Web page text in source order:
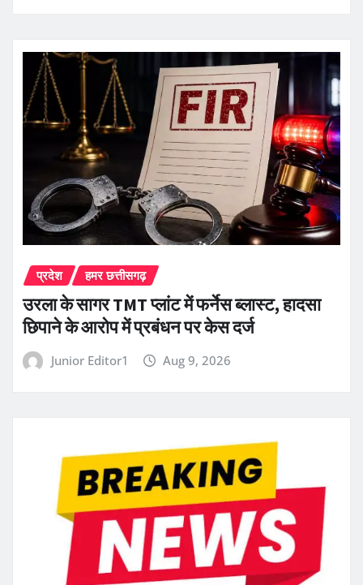
प्रदेश हमर छत्तीसगढ़
उरला के सागर TMT प्लांट में फर्नेस ब्लास्ट, हादसा
छिपाने के आरोप में प्रबंधन पर केस दर्ज
Junior Editor1 Aug 9, 2026